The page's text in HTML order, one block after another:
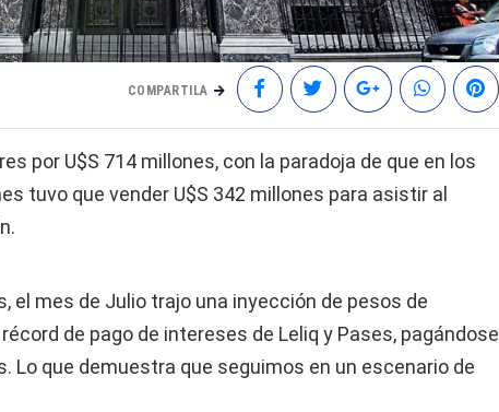
COMPARTILA
por U$S 714 millones, con la paradoja de que en los
tuvo que vender U$S 342 millones para asistir al
el mes de Julio trajo una inyección de pesos de
de pago de intereses de Leliq y Pases, pagándose
Lo que demuestra que seguimos en un escenario de